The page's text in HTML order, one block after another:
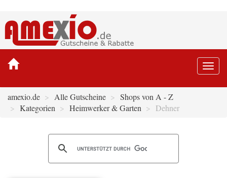
amexio.de Alle Gutscheine
Shops von A - Z
Kategorien
Heimwerker & Garten Dehner